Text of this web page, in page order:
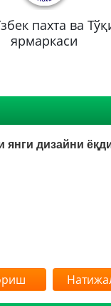
пахта ва
ярмаркаси
янги дизайни